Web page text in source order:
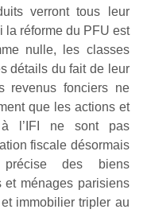
verront tous leur
la réforme du PFU est
nulle, les classes
détails du fait de leur
revenus fonciers ne
que les actions et
à l’IFI ne sont pas
fiscale désormais
des biens
et ménages parisiens
immobilier tripler au